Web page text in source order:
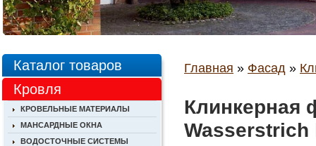
Главная » Фасад »
Клинкерная
Каталог товаров
Кровля
КРОВЕЛЬНЫЕ МАТЕРИАЛЫ
МАНСАРДНЫЕ ОКНА
ВОДОСТОЧНЫЕ СИСТЕМЫ